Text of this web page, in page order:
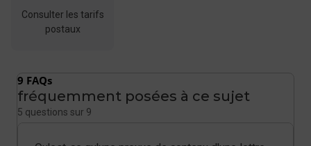
Consulter les tarifs
postaux
9 FAQs
fréquemment posées à ce sujet
5 questions sur 9